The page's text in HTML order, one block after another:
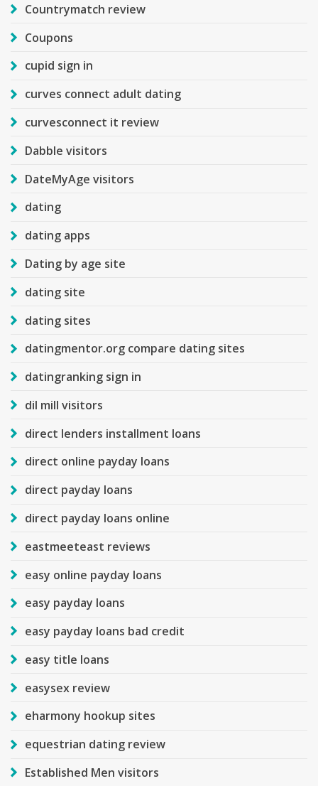
Countrymatch review
Coupons
cupid sign in
curves connect adult dating
curvesconnect it review
Dabble visitors
DateMyAge visitors
dating
dating apps
Dating by age site
dating site
dating sites
datingmentor.org compare dating sites
datingranking sign in
dil mill visitors
direct lenders installment loans
direct online payday loans
direct payday loans
direct payday loans online
eastmeeteast reviews
easy online payday loans
easy payday loans
easy payday loans bad credit
easy title loans
easysex review
eharmony hookup sites
equestrian dating review
Established Men visitors